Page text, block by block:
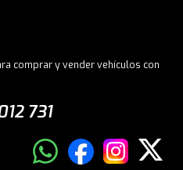
comprar y vender vehículos con
731